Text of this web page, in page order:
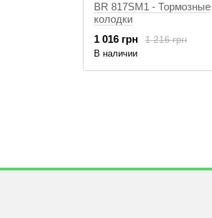
BR 817SM1 - Тормозные
колодки
1 216 грн
1 016 грн
В наличии